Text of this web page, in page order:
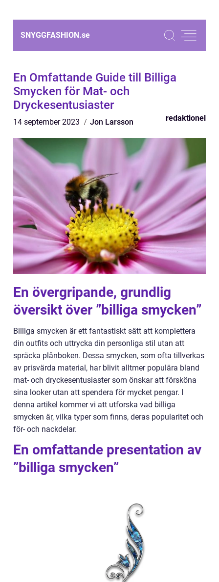
SNYGGFASHION.se
En Omfattande Guide till Billiga
Smycken för Mat- och
Dryckesentusiaster
14 september 2023 Jon Larsson redaktionel
En övergripande, grundlig
översikt över ”billiga smycken”
Billiga smycken är ett fantastiskt sätt att komplettera
din outfits och uttrycka din personliga stil utan att
spräcka plånboken. Dessa smycken, som ofta tillverkas
av prisvärda material, har blivit alltmer populära bland
mat- och dryckesentusiaster som önskar att försköna
sina looker utan att spendera för mycket pengar. I
denna artikel kommer vi att utforska vad billiga
smycken är, vilka typer som finns, deras popularitet och
för- och nackdelar.
En omfattande presentation av
”billiga smycken”